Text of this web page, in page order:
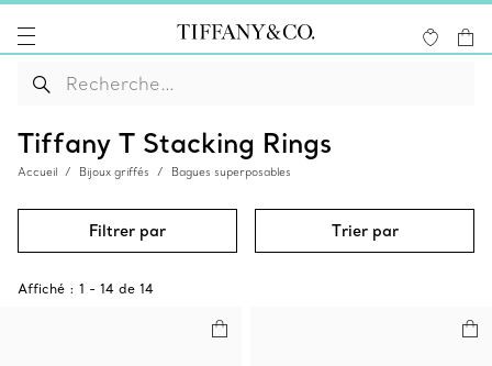
Tiffany T Stacking Rings
Accueil Bijoux griffés Bagues superposables
Filtrer par Trier par
Affiché : 1 - 14 de 14